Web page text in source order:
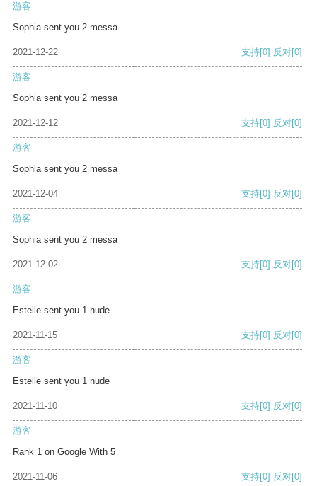
游客
Sophia sent you 2 messa
2021-12-22 支持[0] 反对[0]
游客
Sophia sent you 2 messa
2021-12-12 支持[0] 反对[0]
游客
Sophia sent you 2 messa
2021-12-04 支持[0] 反对[0]
游客
Sophia sent you 2 messa
2021-12-02 支持[0] 反对[0]
游客
Estelle sent you 1 nude
2021-11-15 支持[0] 反对[0]
游客
Estelle sent you 1 nude
2021-11-10 支持[0] 反对[0]
游客
Rank 1 on Google With 5
2021-11-06 支持[0] 反对[0]